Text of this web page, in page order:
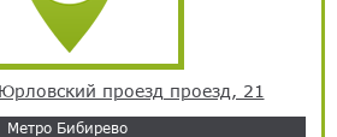
проезд проезд, 21
Метро Бибирево